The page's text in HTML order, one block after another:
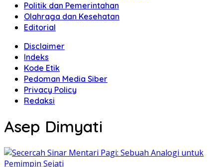
Politik dan Pemerintahan
Olahraga dan Kesehatan
Editorial
Disclaimer
Indeks
Kode Etik
Pedoman Media Siber
Privacy Policy
Redaksi
Asep Dimyati